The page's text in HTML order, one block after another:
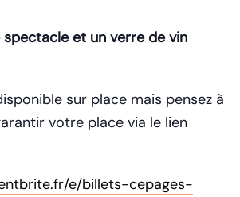
et un verre de vin
sur place mais pensez à
votre place via le lien
e/billets-cepages-